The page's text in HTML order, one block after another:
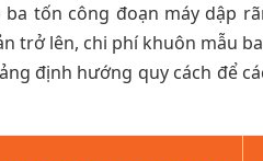
tốn công đoạn máy dập
trở lên, chi phí khuôn mẫu
định hướng quy cách để